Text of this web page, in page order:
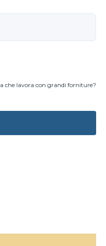
che lavora con grandi forniture?